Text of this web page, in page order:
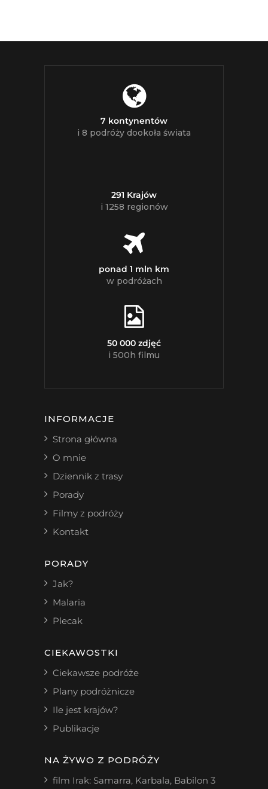
7 kontynentów
i 8 podróży dookoła świata
291 Krajów
i 1258 regionów
ponad 1 mln km
w podróżach
50 000 zdjęć
i 500h filmu
INFORMACJE
Strona główna
O mnie
Dziennik z trasy
Porady
Filmy z podróży
Kontakt
PORADY
Jak?
Malaria
Plecak
CIEKAWOSTKI
Ciekawsze podróże
Plany podróżnicze
Ile jest krajów?
Publikacje
NA ŻYWO Z PODRÓŻY
film Irak: Samarra, Karbala, Babilon 3